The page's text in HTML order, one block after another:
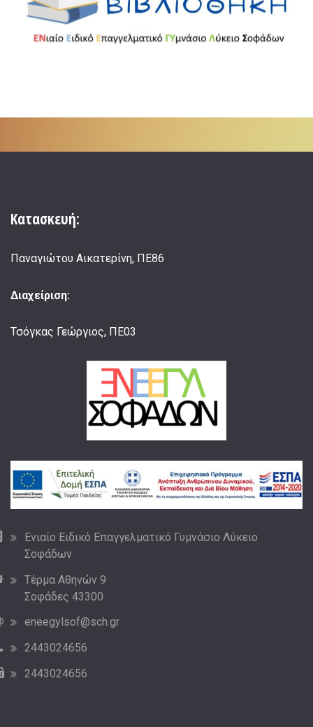
Κατασκευή:
Παναγιώτου Αικατερίνη, ΠΕ86
Διαχείριση:
Τσόγκας Γεώργιος, ΠΕ03
Ενιαίο Ειδικό Επαγγελματικό Γυμνάσιο Λύκειο
Σοφάδων
Τέρμα Αθηνών 9
Σοφάδες 43300
eneegylsof@sch.gr
2443024656
2443024656